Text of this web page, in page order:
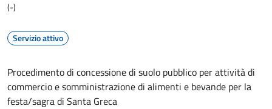
(-)
Servizio attivo
Procedimento di concessione di suolo pubblico per attività di
commercio e somministrazione di alimenti e bevande per la
festa/sagra di Santa Greca